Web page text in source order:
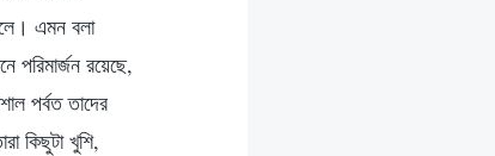
এমন বলা
পরিমার্জন রয়েছে,
পর্বত তাদের
কিছুটা খুশি,